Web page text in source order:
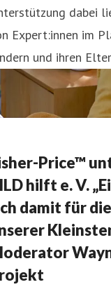
dabei
Expert:innen im
und ihren
Price™
hilft e. V.
damit für